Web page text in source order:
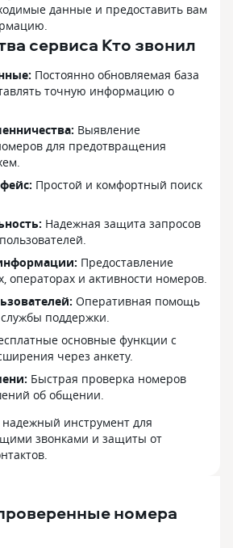
данные и предоставить вам
сервиса Кто звонил
Постоянно обновляемая база
точную информацию о
Выявление
для предотвращения
Простой и комфортный поиск
Надежная защита запросов
Предоставление
операторах и активности номеров.
Оперативная помощь
поддержки.
основные функции с
через анкету.
Быстрая проверка номеров
об общении.
инструмент для
звонками и защиты от
номера